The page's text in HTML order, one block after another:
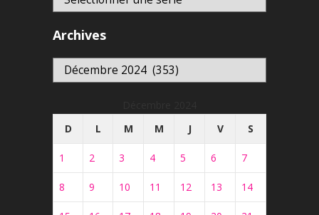
Archives
Archives
D
L M M J V S
1 2 3 4 5 6 7
8 9 10 11 12 13 14